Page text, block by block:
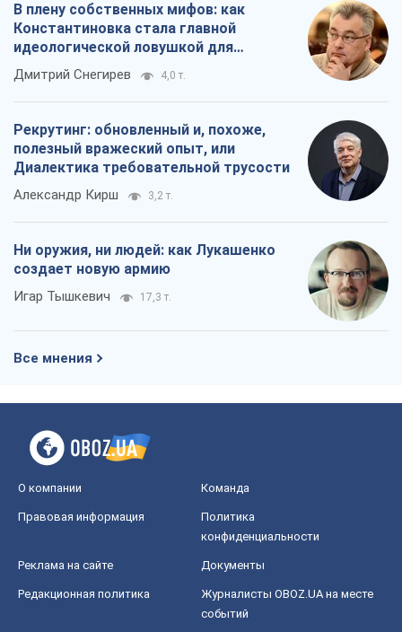
В плену собственных мифов: как
Константиновка стала главной
идеологической ловушкой для
российских оккупантов
Дмитрий Снегирев 4,0 т.
Рекрутинг: обновленный и, похоже,
полезный вражеский опыт, или
Диалектика требовательной трусости
Александр Кирш 3,2 т.
Ни оружия, ни людей: как Лукашенко
создает новую армию
Игар Тышкевич 17,3 т.
Все мнения
О компании Команда
Правовая информация
Политика
конфиденциальности
Реклама на сайте Документы
Редакционная политика
Журналисты OBOZ.UA на месте
событий